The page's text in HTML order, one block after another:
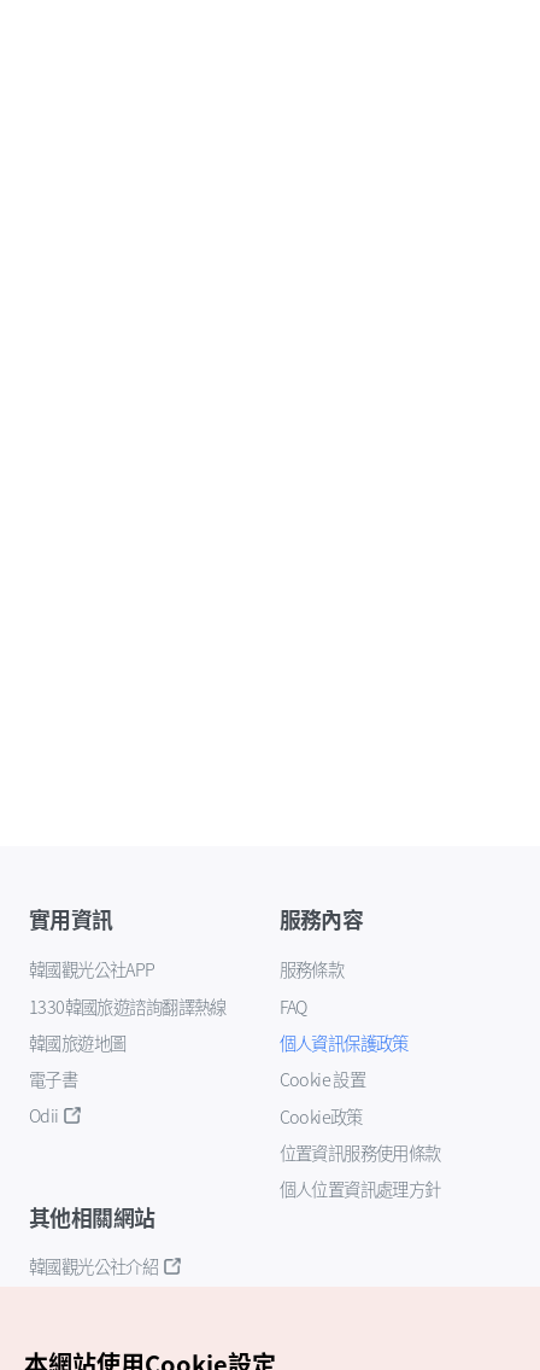
實用資訊
韓國觀光公社APP
1330韓國旅遊諮詢翻譯熱線
韓國旅遊地圖
電子書
Odii
服務內容
服務條款
FAQ
個人資訊保護政策
Cookie 設置
Cookie政策
位置資訊服務使用條款
個人位置資訊處理方針
其他相關網站
韓國觀光公社介紹